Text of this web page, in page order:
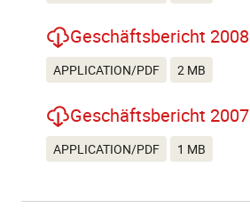
Geschäftsbericht 2008
APPLICATION/PDF 2 MB
Geschäftsbericht 2007
APPLICATION/PDF 1 MB